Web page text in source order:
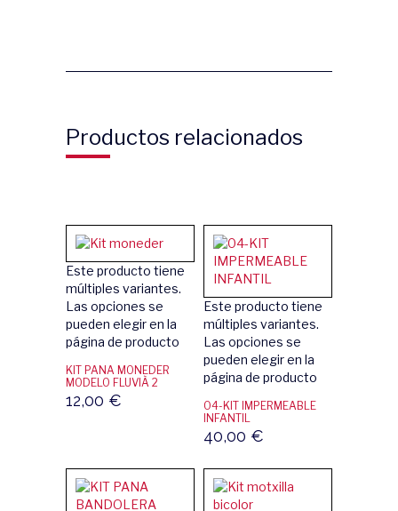
Productos relacionados
Este producto tiene
múltiples variantes.
Las opciones se
pueden elegir en la
página de producto
KIT PANA MONEDER
MODELO FLUVIÀ 2
12,00 €
Este producto tiene
múltiples variantes.
Las opciones se
pueden elegir en la
página de producto
04-KIT IMPERMEABLE
INFANTIL
40,00 €